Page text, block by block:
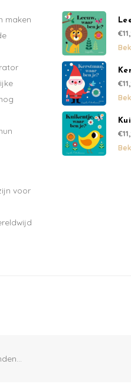
10%
70
Ontvang de
maken
voor